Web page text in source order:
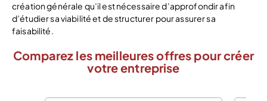
création générale qu’il est nécessaire d’approfondir afin
d’étudier sa viabilité et de structurer pour assurer sa
faisabilité.
Comparez les meilleures offres pour créer
votre entreprise